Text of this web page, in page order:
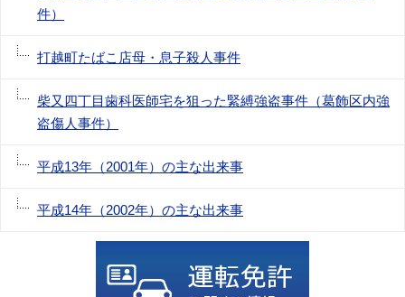
件）
打越町たばこ店母・息子殺人事件
柴又四丁目歯科医師宅を狙った緊縛強盗事件（葛飾区内強
盗傷人事件）
平成13年（2001年）の主な出来事
平成14年（2002年）の主な出来事